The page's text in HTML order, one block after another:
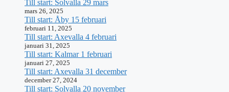
Till start: Solvalla 29 mars
mars 26, 2025
Till start: Åby 15 februari
februari 11, 2025
Till start: Axevalla 4 februari
januari 31, 2025
Till start: Kalmar 1 februari
januari 27, 2025
Till start: Axevalla 31 december
december 27, 2024
Till start: Solvalla 20 november